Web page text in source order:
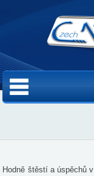
Hlavní menu
Hodně štěstí a úspěchů